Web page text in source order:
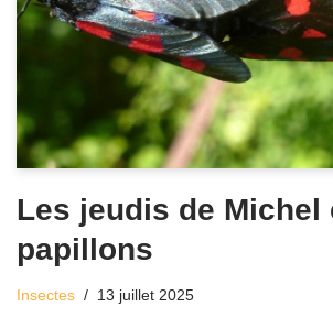
Les jeudis de Michel
papillons
Insectes 13 juillet 2025